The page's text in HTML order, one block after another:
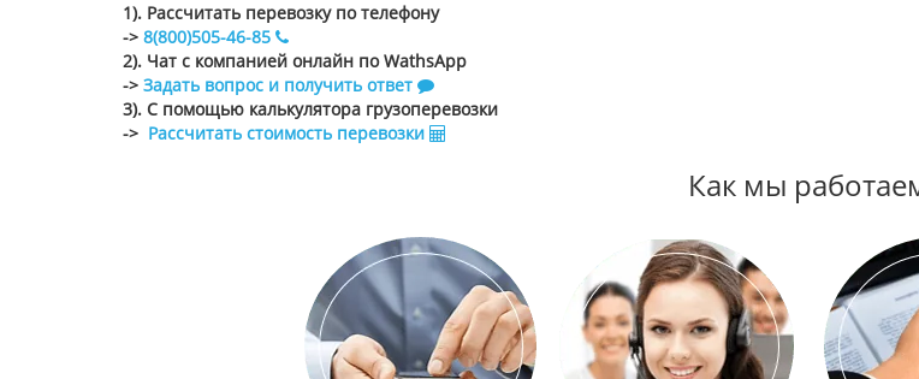
1). Рассчитать перевозку по телефону
-> 8(800)505-46-85
2). Чат с компанией онлайн по WathsApp
-> Задать вопрос и получить ответ
3). С помощью калькулятора грузоперевозки
-> Рассчитать стоимость перевозки
Как мы